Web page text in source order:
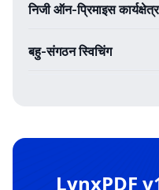
निजी ऑन-प्रिमाइस कार्यक्षेत्र
बहु-संगठन स्विचिंग
LynxPDF